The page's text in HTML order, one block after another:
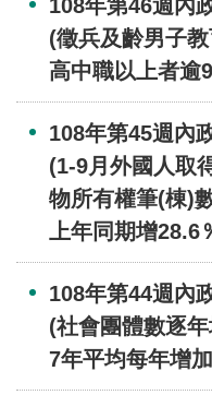
108年第46週內
(徵兵及齡男子
高中職以上者逾
108年第45週內
(1-9月外國人取
物所有權筆(棟)
上年同期增28.6
108年第44週內
(社會團體數逐
7年平均每年增